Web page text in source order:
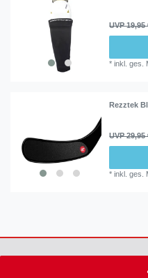
UVP 19,95
*inkl. ges.
Rezztek
UVP 29,95
*inkl. ges.